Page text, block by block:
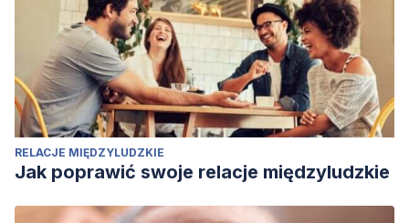
RELACJE MIĘDZYLUDZKIE
Jak poprawić swoje relacje międzyludzkie